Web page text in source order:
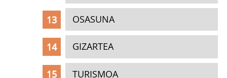
OSASUNA
GIZARTEA
TURISMOA